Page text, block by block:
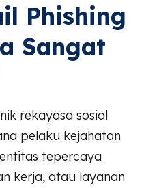
Phishing
Sangat
rekayasa sosial
pelaku kejahatan
tepercaya
kerja, atau layanan